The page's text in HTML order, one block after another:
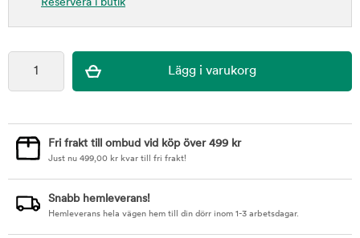
Reservera i butik
Fri frakt till ombud vid köp över 499 kr
Just nu 499,00 kr kvar till fri frakt!
Snabb hemleverans!
Hemleverans hela vägen hem till din dörr inom 1-3 arbetsdagar.